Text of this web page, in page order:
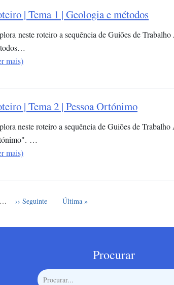
| Tema 1 | Geologia e métodos
neste roteiro a sequência de Guiões de
mais)
| Tema 2 | Pessoa Ortónimo
neste roteiro a sequência de Guiões de
…
mais)
… Próxima página
›› Seguinte Última página
Última »
Procurar